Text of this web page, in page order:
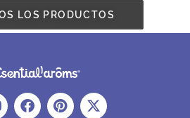
LOS PRODUCTOS